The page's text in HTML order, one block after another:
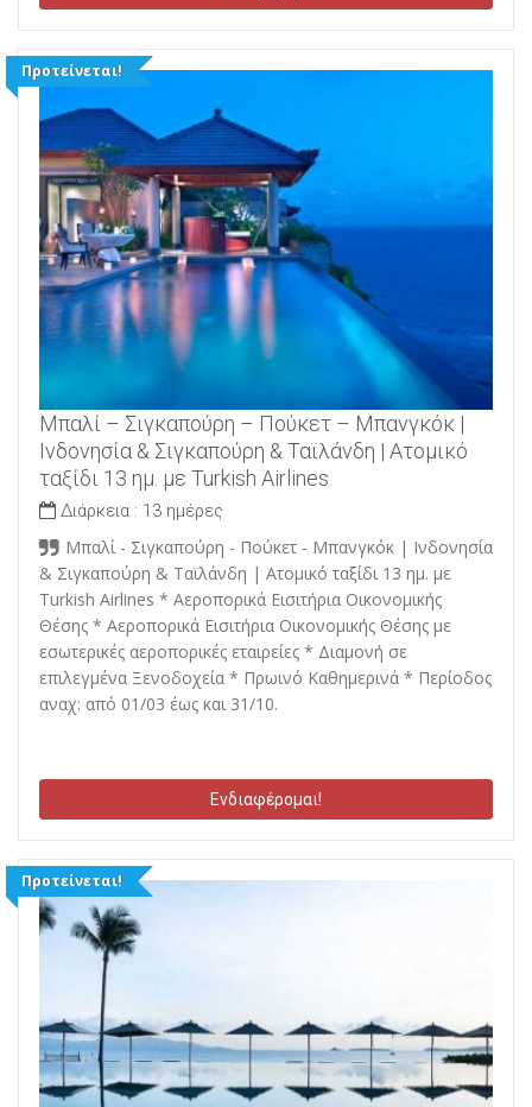
Προτείνεται!
Μπαλί – Σιγκαπούρη – Πούκετ – Μπανγκόκ |
Ινδονησία & Σιγκαπούρη & Ταϊλάνδη | Ατομικό
ταξίδι 13 ημ. με Turkish Airlines
Διάρκεια : 13 ημέρες
Μπαλί - Σιγκαπούρη - Πούκετ - Μπανγκόκ | Ινδονησία
& Σιγκαπούρη & Ταϊλάνδη | Ατομικό ταξίδι 13 ημ. με
Turkish Airlines * Αεροπορικά Εισιτήρια Οικονομικής
Θέσης * Αεροπορικά Εισιτήρια Οικονομικής Θέσης με
εσωτερικές αεροπορικές εταιρείες * Διαμονή σε
επιλεγμένα Ξενοδοχεία * Πρωινό Καθημερινά * Περίοδος
αναχ: από 01/03 έως και 31/10.
Ενδιαφέρομαι!
Προτείνεται!